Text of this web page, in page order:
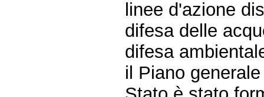
linee d'azione
difesa delle
difesa
il Piano